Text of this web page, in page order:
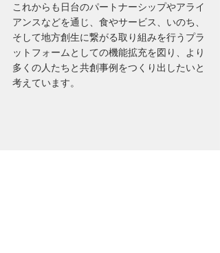
これからも日台のパートナーシップやアライ
アンスなどを通じ、食やサービス、いのち、
そして地方創生に繋がる取り組みを行うプラ
ットフォームとしての機能拡充を図り、より
多くの人たちと共創事例をつくり出したいと
考えています。